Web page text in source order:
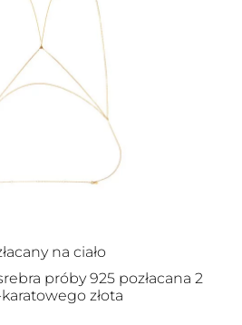
na ciało
próby 925 pozłacana 2
złota